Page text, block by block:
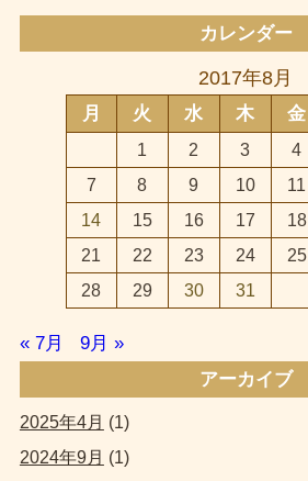
カレンダー
2017年8月
月 火 水 木 金
1 2 3 4
7
8 9 10 11
14
15 16 17 18
21
22 23 24 25
28
29 30 31
« 7月
9月 »
アーカイブ
2025年4月 (1)
2024年9月 (1)